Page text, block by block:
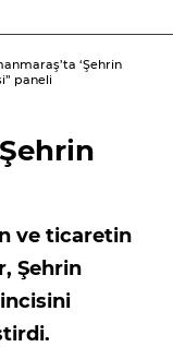
‘Şehrin
paneli
ve ticaretin
Şehrin